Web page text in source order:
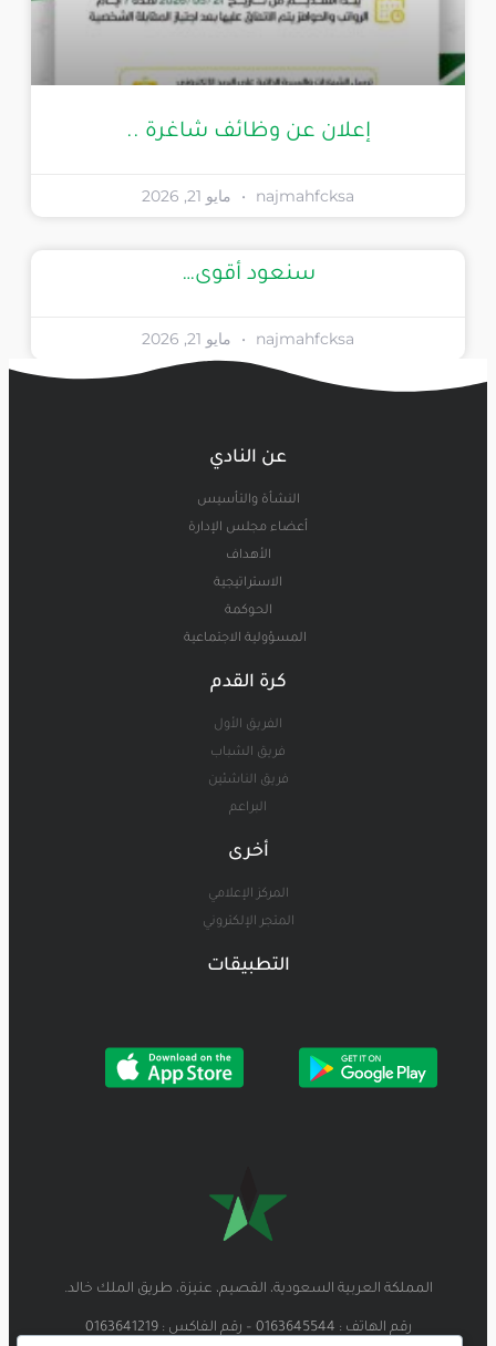
إعلان عن وظائف شاغرة ..
najmahfcksa مايو 21, 2026
سنعود أقوى…
najmahfcksa مايو 21, 2026
عن النادي
النشأة والتأسيس
أعضاء مجلس الإدارة
الأهداف
الاستراتيجية
الحوكمة
المسؤولية الاجتماعية
كرة القدم
الفريق الأول
فريق الشباب
فريق الناشئين
البراعم
أخرى
المركز الإعلامي
المتجر الإلكتروني
التطبيقات
المملكة العربية السعودية، القصيم، عنيزة، طريق الملك خالد.
رقم الهاتف : 0163645544 – رقم الفاكس : 0163641219